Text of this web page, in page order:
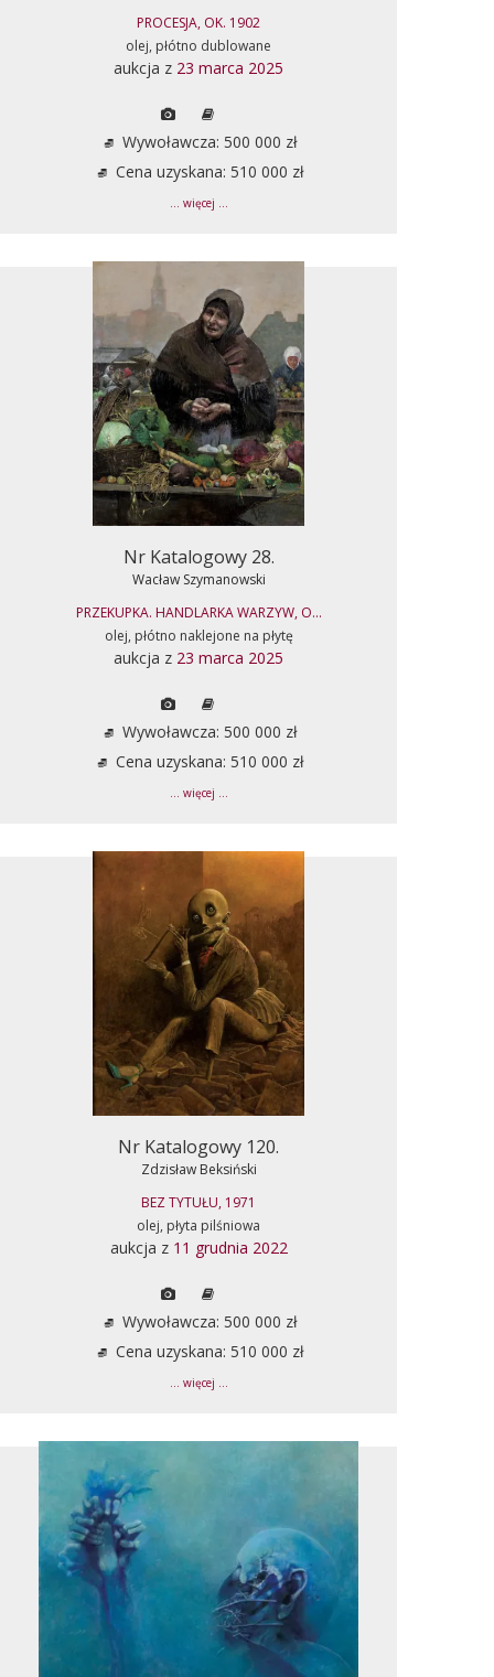
PROCESJA, OK. 1902
olej, płótno dublowane
aukcja z 23 marca 2025
Wywoławcza: 500 000 zł
Cena uzyskana: 510 000 zł
... więcej ...
Nr Katalogowy 28.
Wacław Szymanowski
PRZEKUPKA. HANDLARKA WARZYW, O...
olej, płótno naklejone na płytę
aukcja z 23 marca 2025
Wywoławcza: 500 000 zł
Cena uzyskana: 510 000 zł
... więcej ...
Nr Katalogowy 120.
Zdzisław Beksiński
BEZ TYTUŁU, 1971
olej, płyta pilśniowa
aukcja z 11 grudnia 2022
Wywoławcza: 500 000 zł
Cena uzyskana: 510 000 zł
... więcej ...